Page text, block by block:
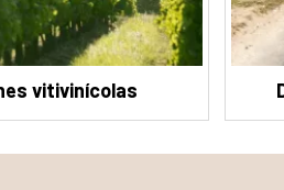
vitivinícolas